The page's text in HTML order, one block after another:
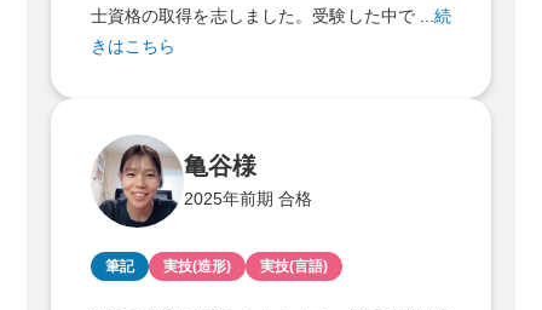
士資格の取得を志しました。受験した中で ...続
きはこちら
亀谷様
2025年前期 合格
筆記 実技(造形) 実技(言語)